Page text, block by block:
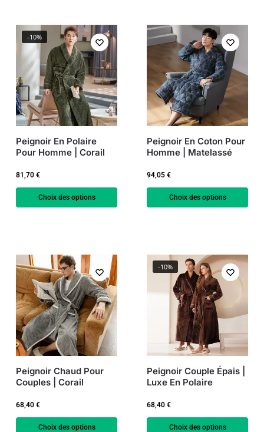
-10%
Peignoir En Polaire
Pour Homme | Corail
81,70 €
Choix des options
Peignoir En Coton Pour
Homme | Matelassé
94,05 €
Choix des options
Peignoir Chaud Pour
Couples | Corail
68,40 €
Choix des options
-10%
Peignoir Couple Épais |
Luxe En Polaire
68,40 €
Choix des options